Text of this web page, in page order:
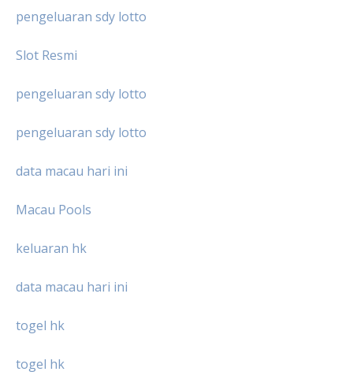
pengeluaran sdy lotto
Slot Resmi
pengeluaran sdy lotto
pengeluaran sdy lotto
data macau hari ini
Macau Pools
keluaran hk
data macau hari ini
togel hk
togel hk